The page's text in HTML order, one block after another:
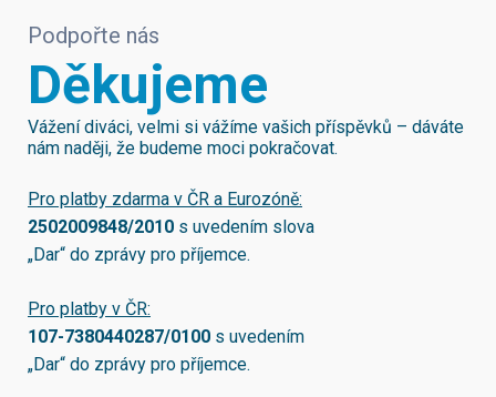
Podpořte nás
Děkujeme
Vážení diváci, velmi si vážíme vašich příspěvků – dáváte
nám naději, že budeme moci pokračovat.
Pro platby zdarma v ČR a Eurozóně:
2502009848/2010 s uvedením slova
„Dar“ do zprávy pro příjemce.
Pro platby v ČR:
107-7380440287/0100 s uvedením
„Dar“ do zprávy pro příjemce.